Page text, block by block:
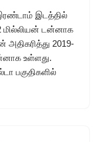
இடத்தில்
மில்லியன் டன்னாக
அதிகரித்து 2019-
உள்ளது.
பகுதிகளில்